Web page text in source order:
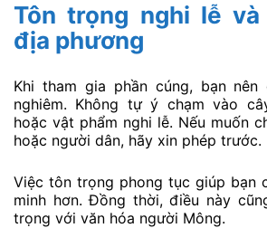
Tôn trọng nghi lễ
địa phương
Khi tham gia phần cúng, bạn
nghiêm. Không tự ý chạm vào
hoặc vật phẩm nghi lễ. Nếu muốn
hoặc người dân, hãy xin phép trước.
Việc tôn trọng phong tục giúp bạn
minh hơn. Đồng thời, điều này
trọng với văn hóa người Mông.